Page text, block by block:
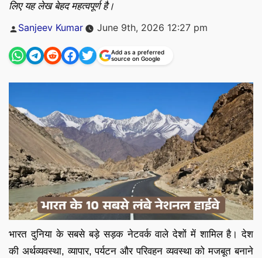
लिए यह लेख बेहद महत्वपूर्ण है।
Posted
Sanjeev Kumar June 9th, 2026 12:27 pm
Add as a preferred
source on Google
भारत दुनिया के सबसे बड़े सड़क नेटवर्क वाले देशों में शामिल है। देश
की अर्थव्यवस्था, व्यापार, पर्यटन और परिवहन व्यवस्था को मजबूत बनाने